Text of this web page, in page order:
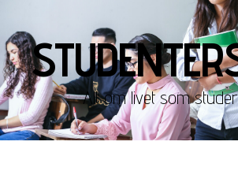
Alt om livet som